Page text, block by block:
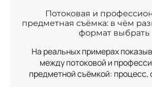
Потоковая и
предметная съёмка: в чём
формат выбрать
На реальных примерах
между потоковой и
предметной съёмкой: процесс,